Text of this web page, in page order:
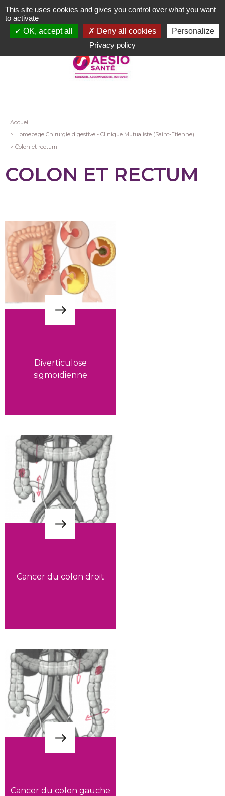
Aller
au
contenu
Fil
d'Ariane
Accueil
Homepage Chirurgie digestive - Clinique Mutualiste (Saint-Etienne)
Colon et rectum
COLON ET RECTUM
Diverticulose
sigmoïdienne
Cancer du colon droit
Cancer du colon gauche
This site uses cookies and gives you control over what you want
to activate
OK, accept all
Deny all cookies
Personalize
Privacy policy